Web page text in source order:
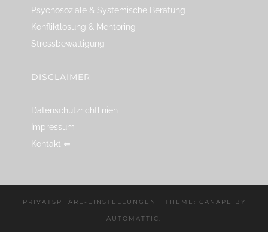
Psychosoziale & Systemische Beratung
Konfliktlösung & Mentoring
Stressbewältigung
DISCLAIMER
Datenschutzrichtlinien
Impressum
Kontakt ⇐
PRIVATSPHÄRE-EINSTELLUNGEN | THEME: CANAPE BY
AUTOMATTIC